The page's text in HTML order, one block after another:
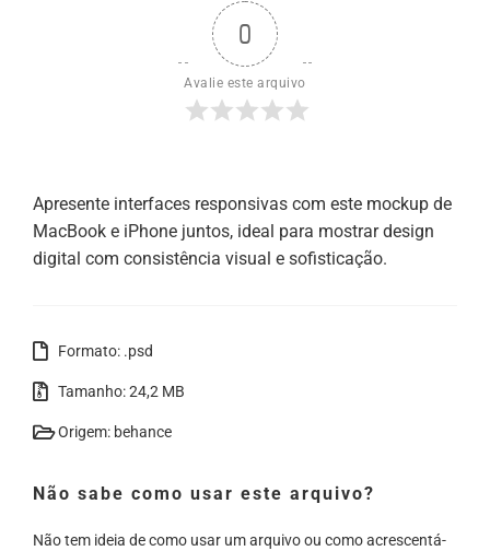
0
Avalie este arquivo
Apresente interfaces responsivas com este mockup de
MacBook e iPhone juntos, ideal para mostrar design
digital com consistência visual e sofisticação.
Formato: .psd
Tamanho: 24,2 MB
Origem: behance
Não sabe como usar este arquivo?
Não tem ideia de como usar um arquivo ou como acrescentá-